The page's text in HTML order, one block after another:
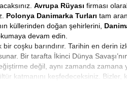
Avrupa Rüyası firması
Polonya Danimarka Turları tam
küllerinden doğan şehirlerini,
devam edin.
coşku barındırır. Tarihin en derin
Bir tarafta İkinci Dünya
değil, aynı zamanda zamana
katmanını keşfedeceksiniz. Bizler,